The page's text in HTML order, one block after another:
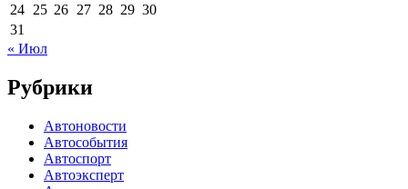
24 25 26 27 28 29 30
31
« Июл
Рубрики
Автоновости
Автособытия
Автоспорт
Автоэксперт